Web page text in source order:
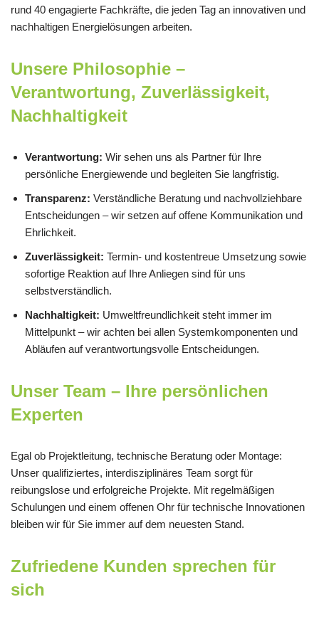
rund 40 engagierte Fachkräfte, die jeden Tag an innovativen und
nachhaltigen Energielösungen arbeiten.
Unsere Philosophie –
Verantwortung, Zuverlässigkeit,
Nachhaltigkeit
Verantwortung: Wir sehen uns als Partner für Ihre
persönliche Energiewende und begleiten Sie langfristig.
Transparenz: Verständliche Beratung und nachvollziehbare
Entscheidungen – wir setzen auf offene Kommunikation und
Ehrlichkeit.
Zuverlässigkeit: Termin- und kostentreue Umsetzung sowie
sofortige Reaktion auf Ihre Anliegen sind für uns
selbstverständlich.
Nachhaltigkeit: Umweltfreundlichkeit steht immer im
Mittelpunkt – wir achten bei allen Systemkomponenten und
Abläufen auf verantwortungsvolle Entscheidungen.
Unser Team – Ihre persönlichen
Experten
Egal ob Projektleitung, technische Beratung oder Montage:
Unser qualifiziertes, interdisziplinäres Team sorgt für
reibungslose und erfolgreiche Projekte. Mit regelmäßigen
Schulungen und einem offenen Ohr für technische Innovationen
bleiben wir für Sie immer auf dem neuesten Stand.
Zufriedene Kunden sprechen für
sich